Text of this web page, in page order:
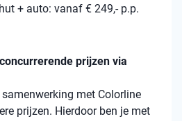
+ auto: vanaf € 249,- p.p.
prijzen via
met Colorline
prijzen. Hierdoor ben je met